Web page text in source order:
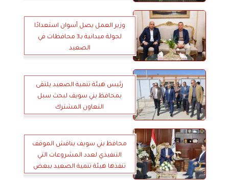
وزير العمل يصل أسوان استعدادًا
لجولة ميدانية بـ3 محافظات في
الصعيد
رئيس هيئة تنمية الصعيد يلتقى
بمحافظ بني سويف لبحث سبل
التعاون المشترك
محافظ بني سويف يناقش الموقف
التنفيذي لعدد المشروعات التي
تنفذها هيئة تنمية الصعيد ببعض